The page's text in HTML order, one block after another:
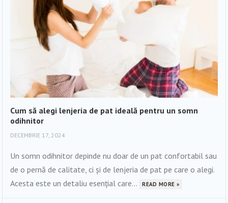
Cum să alegi lenjeria de pat ideală pentru un somn
odihnitor
DECEMBRIE 17, 2024
Un somn odihnitor depinde nu doar de un pat confortabil sau
de o pernă de calitate, ci și de lenjeria de pat pe care o alegi.
Acesta este un detaliu esențial care...
READ MORE »